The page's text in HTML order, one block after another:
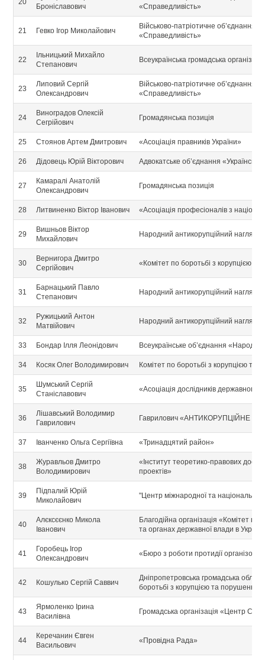
20
Броніславович
«Справедливість»
21 Гевко Ігор Миколайович
Військово-патріотичне об’єднання
«Справедливість»
22
Ільницький Михайло
Степанович
Всеукраїнська громадська
23
Липовий Сергій
Олександрович
Військово-патріотичне об’єднання
«Справедливість»
24
Виноградов Олексій
Сегрійович
Громадянська позиція
25 Стоянов Артем Дмитрович «Асоціація правників України»
26 Дідовець Юрій Вікторович Адвокатське об’єднання
27
Камаралі Анатолій
Олександрович
Громадянська позиція
28 Литвиненко Віктор Іванович «Асоціація професіоналів з
29
Вишньов Віктор
Михайлович
Народний антикорупційний нагляд
30
Вернигора Дмитро
Сергійович
«Комітет по боротьбі з корупцією
31
Барнацький Павло
Степанович
Народний антикорупційний нагляд
32
Ружицький Антон
Матвійович
Народний антикорупційний нагляд
33 Бондар Ілля Леонідович Всеукраїнське об’єднання «Народна
34 Косяк Олег Володимирович Комітет по боротьбі з корупцією
35
Шумський Сергій
Станіславович
«Асоціація дослідників державного
36
Лішавський Володимир
Гаврилович
Гаврилович «АНТИКОРУПЦІЙНЕ
37 Іванченко Ольга Сергіївна «Тринадцятий район»
38
Журавльов Дмитро
Володимирович
«Інститут теоретико-правових
проектів»
39
Підпалий Юрій
Миколайович
"Центр міжнародної та національної
40
Алєксєєнко Микола
Іванович
Благодійна організація «Комітет по
та органах державної влади в
41
Горобець Ігор
Олександрович
«Бюро з роботи протидії
42 Кошулько Сергій Саввич
Дніпропетровська громадська
боротьбі з корупцією та
43
Ярмоленко Ірина
Василівна
Громадська організація «Центр
44
Керечанин Євген
Васильович
«Провідна Рада»